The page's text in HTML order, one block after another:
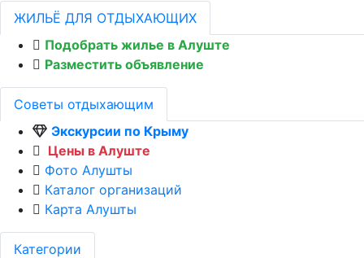
ЖИЛЬЁ ДЛЯ ОТДЫХАЮЩИХ
Подобрать жилье в Алуште
Разместить объявление
Советы отдыхающим
Экскурсии по Крыму
Цены в Алуште
Фото Алушты
Каталог организаций
Карта Алушты
Категории